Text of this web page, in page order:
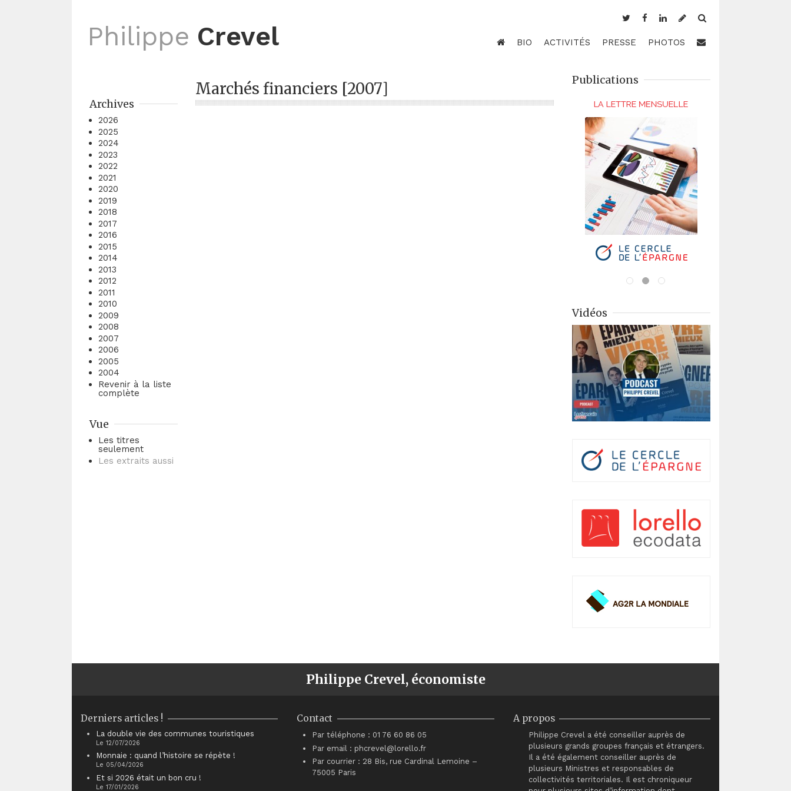
Philippe Crevel BIO ACTIVITÉS PRESSE PHOTOS
Archives
2026
2025
2024
2023
2022
2021
2020
2019
2018
2017
2016
2015
2014
2013
2012
2011
2010
2009
2008
2007
2006
2005
2004
Revenir à la liste
complète
Vue
Les titres
seulement
Les extraits aussi
Marchés financiers [2007] Publications
Vidéos
Philippe Crevel, économiste
Derniers articles !
La double vie des communes touristiques
Le 12/07/2026
Monnaie : quand l’histoire se répète !
Le 05/04/2026
Et si 2026 était un bon cru !
Le 17/01/2026
Contact
Par téléphone : 01 76 60 86 05
Par email : phcrevel@lorello.fr
Par courrier : 28 Bis, rue Cardinal Lemoine –
75005 Paris
A propos
Philippe Crevel a été conseiller auprès de
plusieurs grands groupes français et étrangers.
Il a été également conseiller auprès de
plusieurs Ministres et responsables de
collectivités territoriales. Il est chroniqueur